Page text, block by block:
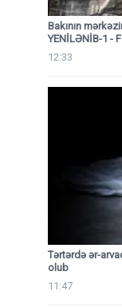
Bakının
YENİLƏNİB-1 -
12:33
Tərtərdə ər-
olub
11:47